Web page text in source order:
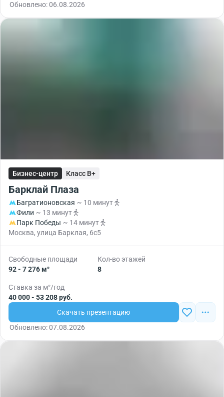
Обновлено: 06.08.2026
Бизнес-центр Класс B+
Барклай Плаза
Багратионовская ~ 10 минут
Фили ~ 13 минут
Парк Победы ~ 14 минут
Москва, улица Барклая, 6с5
Свободные площади
92 - 7 276 м²
Кол-во этажей
8
Ставка за м²/год
40 000 - 53 208 руб.
Скачать презентацию
Обновлено: 07.08.2026